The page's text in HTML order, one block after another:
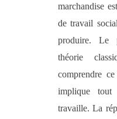
marchandise
de travail
produire. Le
théorie
comprendrece
implique
travaille. La